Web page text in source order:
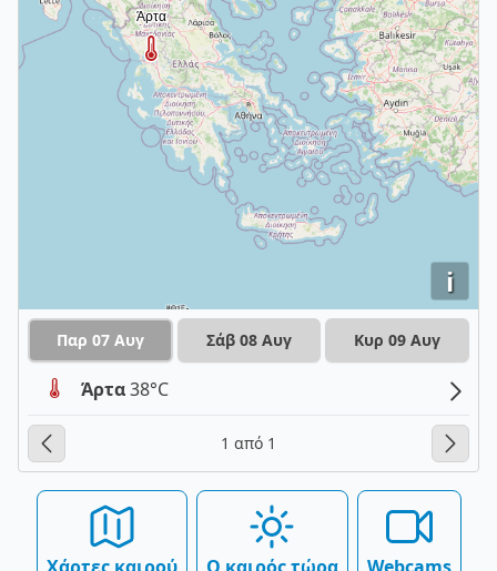
i
Παρ 07 Αυγ Σάβ 08 Αυγ Κυρ 09 Αυγ
Άρτα38°C
1 από 1